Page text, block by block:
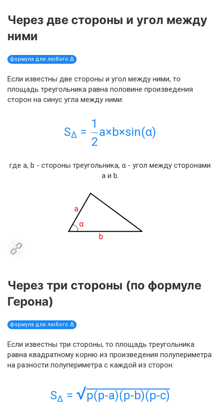
Через две стороны и угол между
ними
формула для любого Δ
Если известны две стороны и угол между ними, то
площадь треугольника равна половине произведения
сторон на синус угла между ними:
SΔ =
1
2
a×b×sin(α)
где a, b - стороны треугольника, α - угол между сторонами
a и b.
Через три стороны (по формуле
Герона)
формула для любого Δ
Если известны три стороны, то площадь треугольника
равна квадратному корню из произведения полупериметра
на разности полупериметра с каждой из сторон:
SΔ = √p(p-a)(p-b)(p-c)